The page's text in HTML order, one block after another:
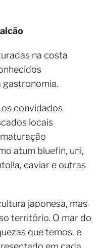
na costa
gastronomia.
os convidados
locais
atum bluefin, uni,
caviar e outras
japonesa, mas
território. O mar do
que temos, e